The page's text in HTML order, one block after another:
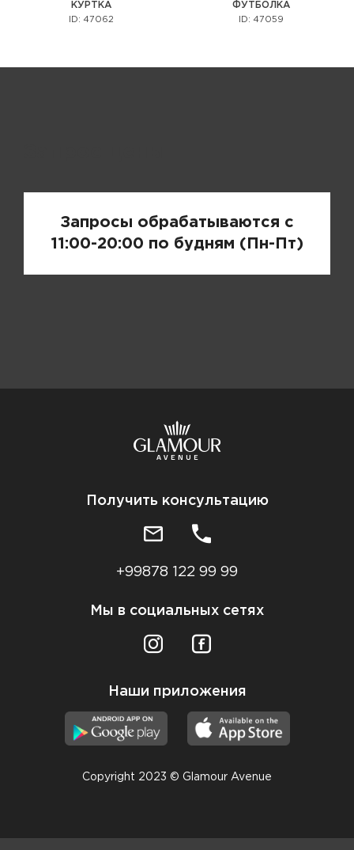
КУРТКА
ID: 47062
ФУТБОЛКА
ID: 47059
Запросы обрабатываются с
11:00-20:00 по будням (Пн-Пт)
Получить консультацию
+99878 122 99 99
Мы в социальных сетях
Наши приложения
Copyright 2023 © Glamour Avenue